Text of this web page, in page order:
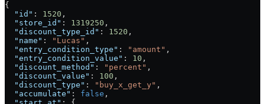
{
  "id"
: 1520 ,
  "store_id"
: 1319250 ,
  "discount_type_id"
: 1520 ,
  "name"
: "Lucas" ,
  "entry_condition_type"
: "amount" ,
  "entry_condition_value"
: 10 ,
  "discount_method"
: "percent" ,
  "discount_value"
: 100 ,
  "discount_type"
: "buy_x_get_y" ,
  "accumulate"
: false ,